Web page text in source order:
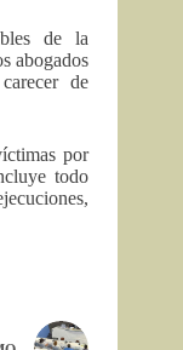
de la
abogados
de
por
todo